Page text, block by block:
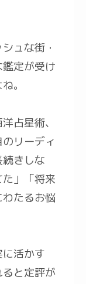
ュな街・
定が受け
。
占星術、
リーディ
きしな
」「将来
たるお悩
活かす
と定評が